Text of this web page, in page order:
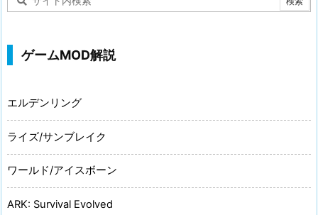
ゲームMOD解説
エルデンリング
ライズ/サンブレイク
ワールド/アイスボーン
ARK: Survival Evolved